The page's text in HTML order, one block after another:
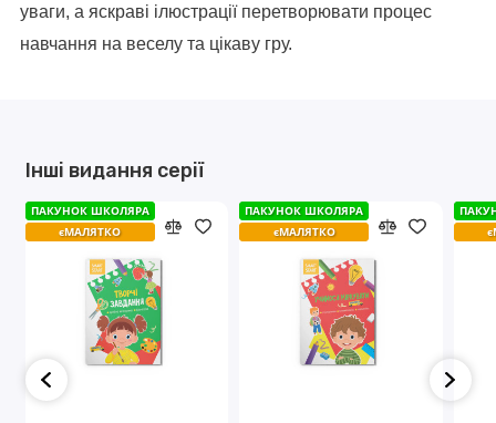
уваги, а яскраві ілюстрації перетворювати процес
навчання на веселу та цікаву гру.
Інші видання серії
ПАКУНОК ШКОЛЯРА
єМАЛЯТКО
ПАКУНОК ШКОЛЯРА
єМАЛЯТКО
ПАКУНОК ШКОЛЯРА
єМАЛЯТКО
ПАКУНОК ШКОЛЯРА
єМАЛЯТКО